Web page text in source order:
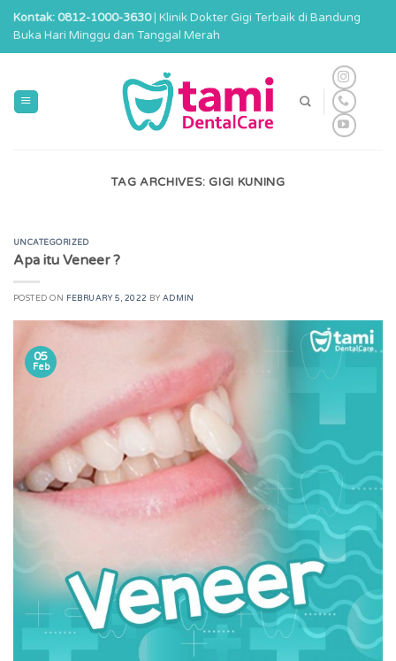
Skip
content
Kontak: 0812-1000-3630| Klinik Dokter Gigi Terbaik di Bandung
Buka Hari Minggu dan Tanggal Merah
TAG ARCHIVES:GIGI KUNING
UNCATEGORIZED
Apa itu Veneer ?
POSTED ON FEBRUARY 5, 2022 BY ADMIN
05
Feb